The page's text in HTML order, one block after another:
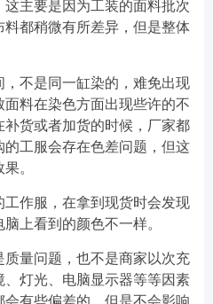
主要是因为工装的面料批次
都稍微有所差异，但是整体
不是同一缸染的，难免出现
料在染色方面出现些许的不
货或者加货的时候，厂家都
工服会存在色差问题，但这
。
作服，在拿到现货时会发现
上看到的颜色不一样。
量问题，也不是商家以次充
灯光、电脑显示器等等因素
有些偏差的，但是不会影响